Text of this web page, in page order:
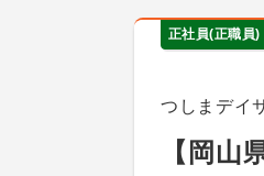
正社員(正職員)
つしまデイ
【岡